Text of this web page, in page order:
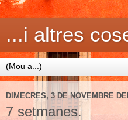
...i altres
DIMECRES, 3 DE NOVEMBRE
7 setmanes.